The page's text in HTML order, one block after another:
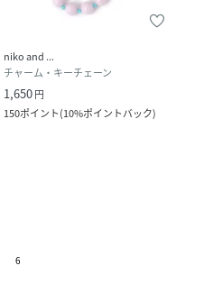
niko and ...
チャーム・キーチェーン
1,650円
150ポイント(10%ポイントバック)
6